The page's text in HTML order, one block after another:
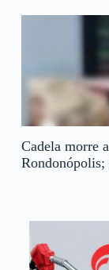
Cadela morre